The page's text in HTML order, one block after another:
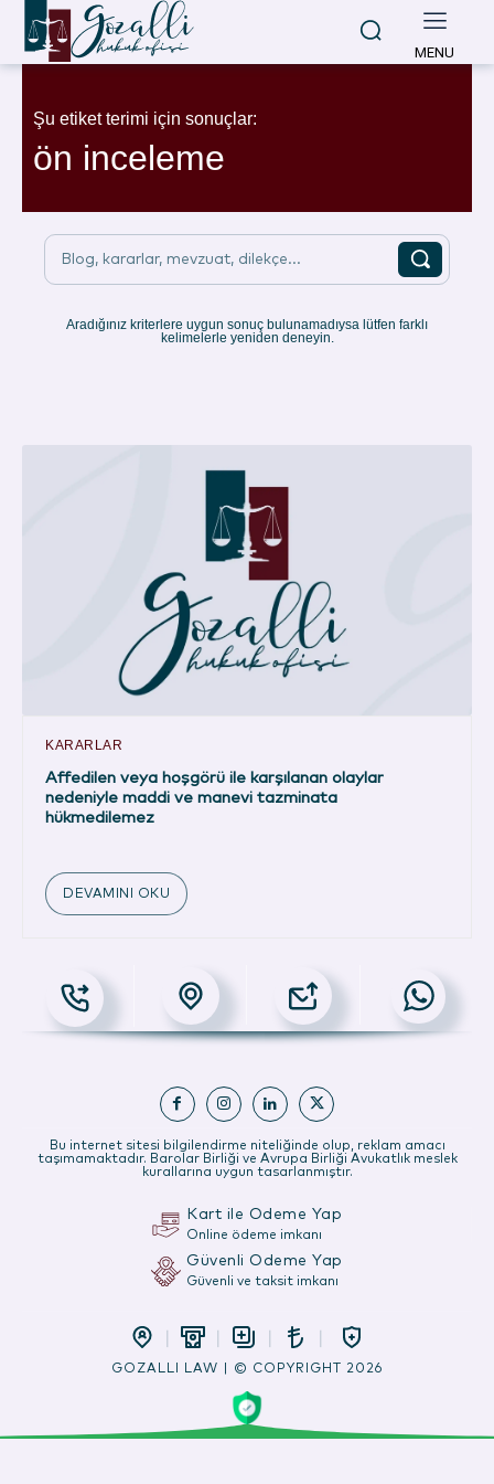
MENU
Şu etiket terimi için sonuçlar:
ön inceleme
Blog, kararlar, mevzuat, dilekçe...
Aradığınız kriterlere uygun sonuç bulunamadıysa lütfen farklı
kelimelerle yeniden deneyin.
KARARLAR
Affedilen veya hoşgörü ile karşılanan olaylar
nedeniyle maddi ve manevi tazminata
hükmedilemez
DEVAMINI OKU
Bu internet sitesi bilgilendirme niteliğinde olup, reklam amacı
taşımamaktadır. Barolar Birliği ve Avrupa Birliği Avukatlık meslek
kurallarına uygun tasarlanmıştır.
Kart ile Ödeme Yap
Online ödeme imkanı
Güvenli Ödeme Yap
Güvenli ve taksit imkanı
GOZALLI LAW | © COPYRIGHT 2026